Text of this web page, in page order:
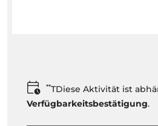
**TDiese Aktivität ist
Verfügbarkeitsbestätigung.